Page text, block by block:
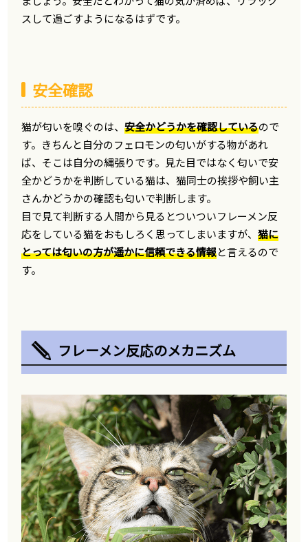
スして過ごすようになるはずです。
安全確認
猫が匂いを嗅ぐのは、安全かどうかを確認しているので
す。きちんと自分のフェロモンの匂いがする物があれ
ば、そこは自分の縄張りです。見た目ではなく匂いで安
全かどうかを判断している猫は、猫同士の挨拶や飼い主
さんかどうかの確認も匂いで判断します。
目で見て判断する人間から見るとついついフレーメン反
応をしている猫をおもしろく思ってしまいますが、猫に
とっては匂いの方が遥かに信頼できる情報と言えるので
す。
フレーメン反応のメカニズム